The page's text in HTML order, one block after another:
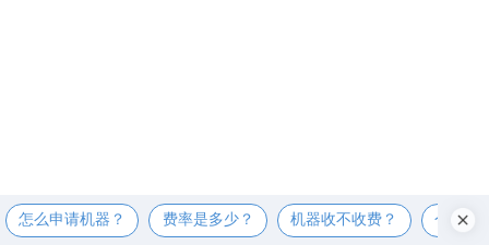
怎么申请机器？ 费率是多少？ 机器收不收费？ 个人可